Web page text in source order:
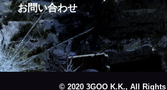
お問い合わせ
© 2020 3GOO K.K., All Rights